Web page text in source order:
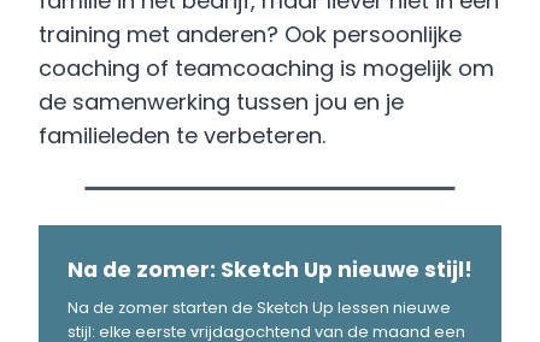
training met anderen? Ook persoonlijke
coaching of teamcoaching is mogelijk om
de samenwerking tussen jou en je
familieleden te verbeteren.
Na de zomer: Sketch Up nieuwe stijl!
Na de zomer starten de Sketch Up lessen nieuwe
stijl: elke eerste vrijdagochtend van de maand een